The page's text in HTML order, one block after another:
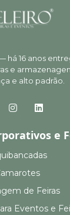
há 16 anos
e
e alto padrão.
e
de Feiras
Eventos e